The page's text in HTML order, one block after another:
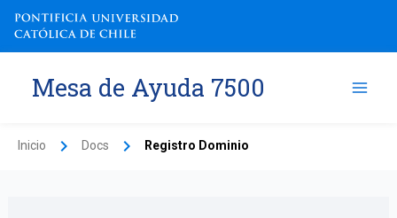
contenido
Mesa de Ayuda 7500
Inicio Docs Registro Dominio